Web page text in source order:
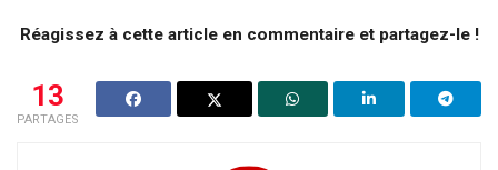
Réagissez à cette article en commentaire et partagez-le !
13
PARTAGES